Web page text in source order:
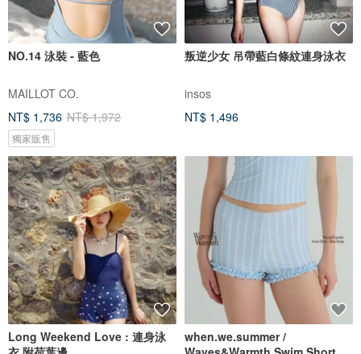
NO.14 泳裝 - 藍色
MAILLOT CO.
NT$ 1,736 NT$ 1,972
獨家販售
叛逆少女 吊帶藍白條紋連身泳衣
insos
NT$ 1,496
Long Weekend Love : 連身泳
when.we.summer /